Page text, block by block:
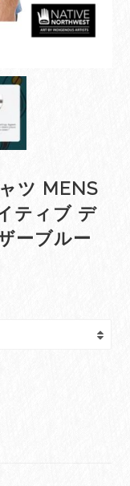
ツ MENS
ティブ デ
ーブルー